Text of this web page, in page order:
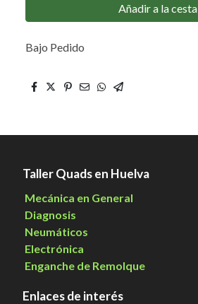
Añadir a la cesta
Bajo Pedido
Taller Quads en Huelva
Mecánica en General
Diagnosis
Neumáticos
Electrónica
Enganche de Remolque
Enlaces de interés